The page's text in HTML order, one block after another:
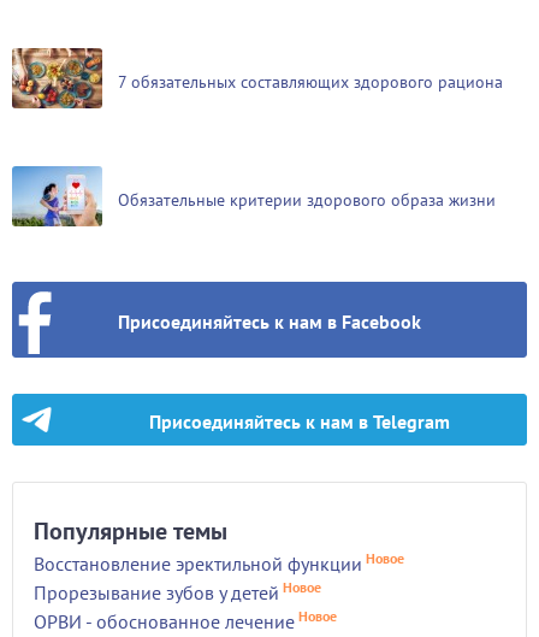
7 обязательных составляющих здорового рациона
Обязательные критерии здорового образа жизни
Присоединяйтесь к нам в Facebook
Присоединяйтесь к нам в Telegram
Популярные темы
Восстановление эректильной функции Новое
Прорезывание зубов у детей Новое
ОРВИ - обоснованное лечение Новое